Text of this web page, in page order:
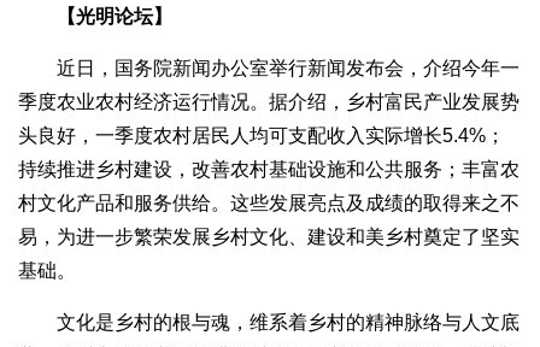
【光明论坛】
近日，国务院新闻办公室举行新闻发布会，介绍今年一
季度农业农村经济运行情况。据介绍，乡村富民产业发展势
头良好，一季度农村居民人均可支配收入实际增长5.4%；
持续推进乡村建设，改善农村基础设施和公共服务；丰富农
村文化产品和服务供给。这些发展亮点及成绩的取得来之不
易，为进一步繁荣发展乡村文化、建设和美乡村奠定了坚实
基础。
文化是乡村的根与魂，维系着乡村的精神脉络与人文底